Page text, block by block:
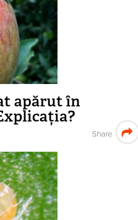
apărut în
Share